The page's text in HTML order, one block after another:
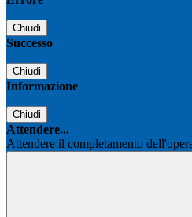
Chiudi
Successo
Chiudi
Informazione
Chiudi
Attendere...
Attendere il completamento